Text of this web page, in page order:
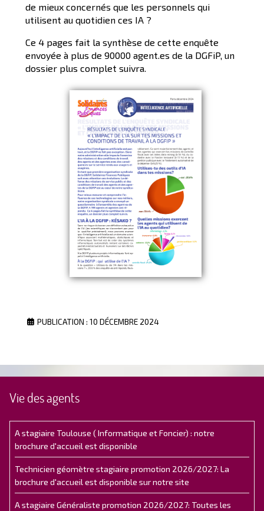
de mieux concernés que les personnels qui
utilisent au quotidien ces IA ?
Ce 4 pages fait la synthèse de cette enquête
envoyée à plus de 90000 agent.es de la DGFiP, un
dossier plus complet suivra.
PUBLICATION : 10 DÉCEMBRE 2024
Vie des agents
A stagiaire Toulouse ( Informatique et Foncier) : notre
brochure d'accueil est disponible
Technicien géomètre stagiaire promotion 2026/2027: La
brochure d'accueil est disponible sur notre site
A stagiaire Généraliste promotion 2026/2027: Toutes les